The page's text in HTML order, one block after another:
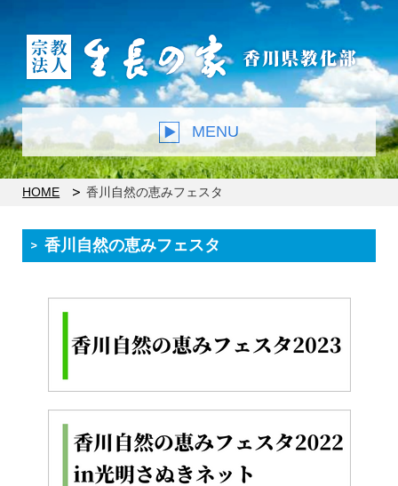
MENU
HOME 香川自然の恵みフェスタ
香川自然の恵みフェスタ